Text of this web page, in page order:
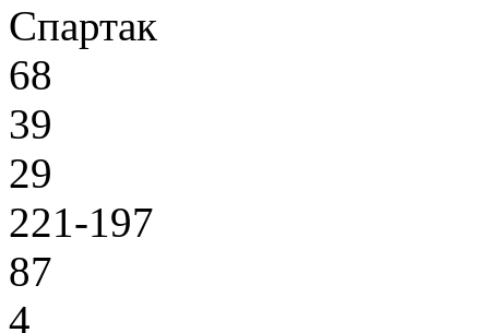
Спартак
68
39
29
221-197
87
4